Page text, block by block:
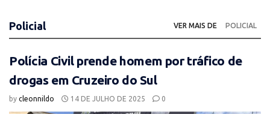
Policial VER MAIS DE POLICIAL
Polícia Civil prende homem por tráfico de
drogas em Cruzeiro do Sul
by cleonnildo 14 DE JULHO DE 2025 0